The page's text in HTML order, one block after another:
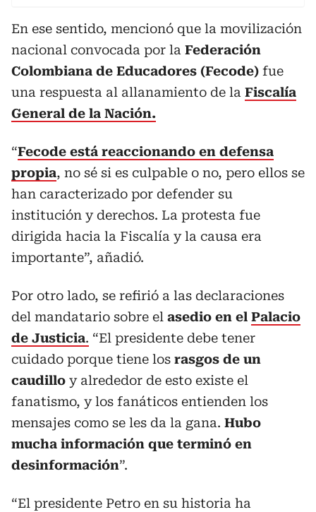
En ese sentido, mencionó que la movilización
nacional convocada por la Federación
Colombiana de Educadores (Fecode) fue
una respuesta al allanamiento de la Fiscalía
General de la Nación.
“Fecode está reaccionando en defensa
propia, no sé si es culpable o no, pero ellos se
han caracterizado por defender su
institución y derechos. La protesta fue
dirigida hacia la Fiscalía y la causa era
importante”, añadió.
Por otro lado, se refirió a las declaraciones
del mandatario sobre el asedio en el Palacio
de Justicia. “El presidente debe tener
cuidado porque tiene los rasgos de un
caudillo y alrededor de esto existe el
fanatismo, y los fanáticos entienden los
mensajes como se les da la gana. Hubo
mucha información que terminó en
desinformación”.
“El presidente Petro en su historia ha